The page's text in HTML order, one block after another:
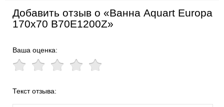
Добавить отзыв о «Ванна Aquart Europa
170х70 B70E1200Z»
Ваша оценка:
Текст отзыва: